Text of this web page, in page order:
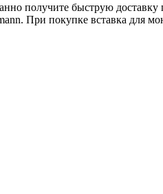
получите быструю
При покупке вставка для